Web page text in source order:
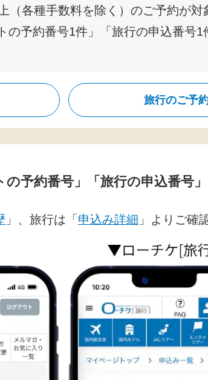
（各種手数料を除く）のご予約が対
予約番号1件」「旅行の申込番号1
旅行のご予
の予約番号」「旅行の申込番号
」、旅行は「申込み詳細 」よりご確